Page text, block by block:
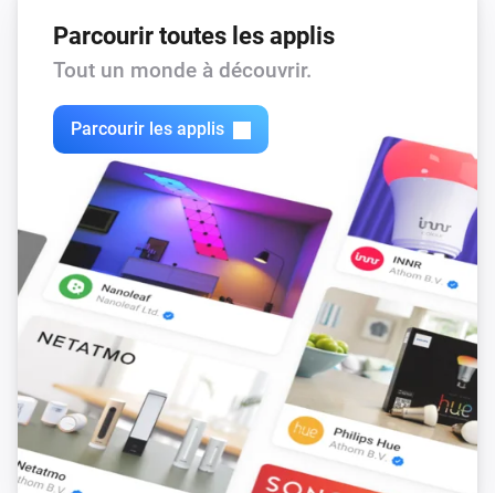
Parcourir toutes les applis
Tout un monde à découvrir.
Parcourir les applis